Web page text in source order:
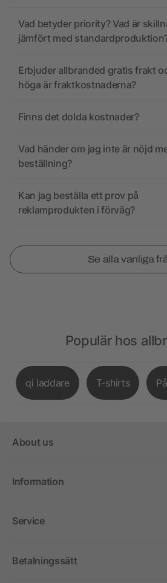
Vad betyder priority? Vad är
jämfört med
Erbjuder allbranded gratis frakt
höga är fraktkostnaderna?
Finns det dolda kostnader?
Vad händer om jag inte är nöjd
beställning?
Kan jag beställa ett prov på
reklamprodukten i förväg?
Se alla vanliga
Populär hos
qi laddare T-shirts
About us
Information
Service
Betalningssätt